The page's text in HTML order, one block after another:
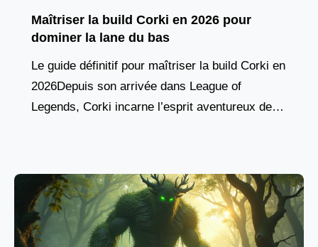
Maîtriser la build Corki en 2026 pour
dominer la lane du bas
Le guide définitif pour maîtriser la build Corki en
2026Depuis son arrivée dans League of
Legends, Corki incarne l’esprit aventureux des